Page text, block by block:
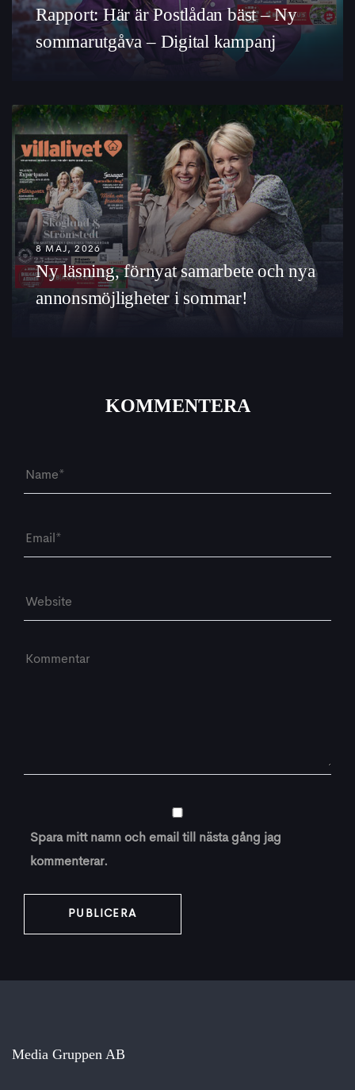
Rapport: Här är Postlådan bäst – Ny
sommarutgåva – Digital kampanj
8 MAJ, 2026
Ny läsning, förnyat samarbete och nya
annonsmöjligheter i sommar!
KOMMENTERA
Spara mitt namn och email till nästa gång jag
kommenterar.
Media Gruppen AB